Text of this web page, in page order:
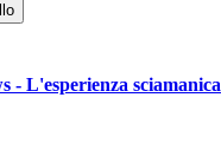
- L'esperienza sciamanica